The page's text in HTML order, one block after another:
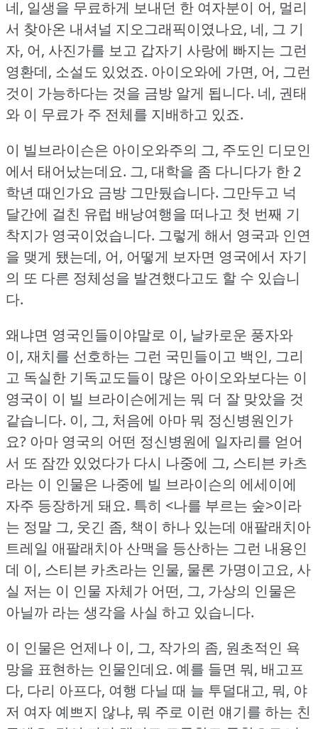
네, 일생을 무료하게 보내던 한 여자분이 어, 멀리
서 찾아온 내셔널 지오그래픽이였나요, 네, 그 기
자, 어, 사진가를 보고 갑자기 사랑에 빠지는 그런
영환데, 소설도 있었죠. 아이오와에 가면, 어, 그런
것이 가능하다는 것을 금방 알게 됩니다. 네, 권태
와 이 무료가 주 전체를 지배하고 있죠.
이 빌브라이슨은 아이오와주의 그, 주도인 디모인
에서 태어났는데요. 그, 대학을 좀 다니다가 한 2
학년 때인가요 금방 그만뒀습니다. 그만두고 넉
달간에 걸친 유럽 배낭여행을 떠나고 첫 번째 기
착지가 영국이었습니다. 그렇게 해서 영국과 인연
을 맺게 됐는데, 어, 어떻게 보자면 영국에서 자기
의 또 다른 정체성을 발견했다고도 할 수 있습니
다.
왜냐면 영국인들이야말로 이, 날카로운 풍자와
이, 재치를 선호하는 그런 국민들이고 백인, 그리
고 독실한 기독교도들이 많은 아이오와보다는 이
영국이 이 빌 브라이슨에게는 뭐 더 잘 맞았을 것
같습니다. 이, 그, 처음에 아마 뭐 정신병원인가
요? 아마 영국의 어떤 정신병원에 일자리를 얻어
서 또 잠깐 있었다가 다시 나중에 그, 스티븐 카츠
라는 이 인물은 나중에 빌 브라이슨의 에세이에
자주 등장하게 돼요. 특히 <나를 부르는 숲>이라
는 정말 그, 웃긴 좀, 책이 하나 있는데 애팔래치아
트레일 애팔래치아 산맥을 등산하는 그런 내용인
데 이, 스티븐 카츠라는 인물, 물론 가명이고요, 사
실 저는 이 인물 자체가 어떤, 그, 가상의 인물은
아닐까 라는 생각을 사실 하고 있습니다.
이 인물은 언제나 이, 그, 작가의 좀, 원초적인 욕
망을 표현하는 인물인데요. 예를 들면 뭐, 배고프
다, 다리 아프다, 여행 다닐 때 늘 투덜대고, 뭐, 야
저 여자 예쁘지 않냐, 뭐 주로 이런 얘기를 하는 친